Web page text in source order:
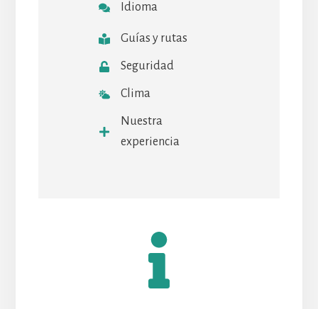
Idioma
Guías y rutas
Seguridad
Clima
Nuestra
experiencia